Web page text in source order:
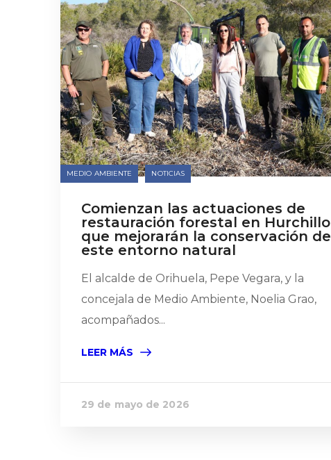
MEDIO AMBIENTE NOTICIAS
Comienzan las actuaciones de
restauración forestal en Hurchillo
que mejorarán la conservación de
este entorno natural
El alcalde de Orihuela, Pepe Vegara, y la
concejala de Medio Ambiente, Noelia Grao,
acompañados...
LEER MÁS
29 de mayo de 2026